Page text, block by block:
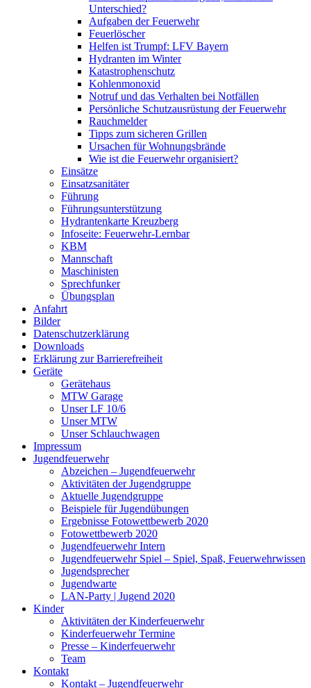
Unterschied?
Aufgaben der Feuerwehr
Feuerlöscher
Helfen ist Trumpf: LFV Bayern
Hydranten im Winter
Katastrophenschutz
Kohlenmonoxid
Notruf und das Verhalten bei Notfällen
Persönliche Schutzausrüstung der Feuerwehr
Rauchmelder
Tipps zum sicheren Grillen
Ursachen für Wohnungsbrände
Wie ist die Feuerwehr organisiert?
Einsätze
Einsatzsanitäter
Führung
Führungsunterstützung
Hydrantenkarte Kreuzberg
Infoseite: Feuerwehr-Lernbar
KBM
Mannschaft
Maschinisten
Sprechfunker
Übungsplan
Anfahrt
Bilder
Datenschutzerklärung
Downloads
Erklärung zur Barriere­frei­heit
Geräte
Gerätehaus
MTW Garage
Unser LF 10/6
Unser MTW
Unser Schlauchwagen
Impressum
Jugendfeuerwehr
Abzeichen – Jugendfeuerwehr
Aktivitäten der Jugendgruppe
Aktuelle Jugendgruppe
Beispiele für Jugendübungen
Ergebnisse Fotowettbewerb 2020
Fotowettbewerb 2020
Jugendfeuerwehr Intern
Jugendfeuerwehr Spiel – Spiel, Spaß, Feuerwehrwissen
Jugendsprecher
Jugendwarte
LAN-Party | Jugend 2020
Kinder
Aktivitäten der Kinderfeuerwehr
Kinderfeuerwehr Termine
Presse – Kinderfeuerwehr
Team
Kontakt
Kontakt – Jugendfeuerwehr